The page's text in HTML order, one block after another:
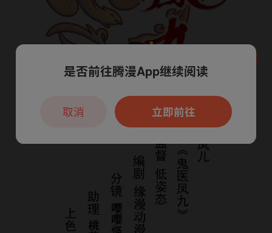
本章节仅支持App阅读，可打开App新用
户7天免费看
是否前往腾漫App继续阅读
立即前往
取消